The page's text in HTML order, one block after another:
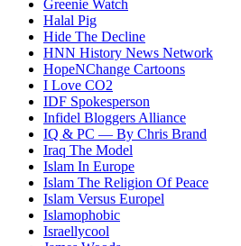
Greenie Watch
Halal Pig
Hide The Decline
HNN History News Network
HopeNChange Cartoons
I Love CO2
IDF Spokesperson
Infidel Bloggers Alliance
IQ & PC — By Chris Brand
Iraq The Model
Islam In Europe
Islam The Religion Of Peace
Islam Versus Europel
Islamophobic
Israellycool